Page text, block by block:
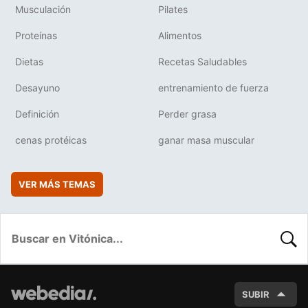
Musculación Pilates
Proteínas Alimentos
Dietas Recetas Saludables
Desayuno entrenamiento de fuerza
Definición Perder grasa
cenas protéicas ganar masa muscular
VER MÁS TEMAS
SUBIR